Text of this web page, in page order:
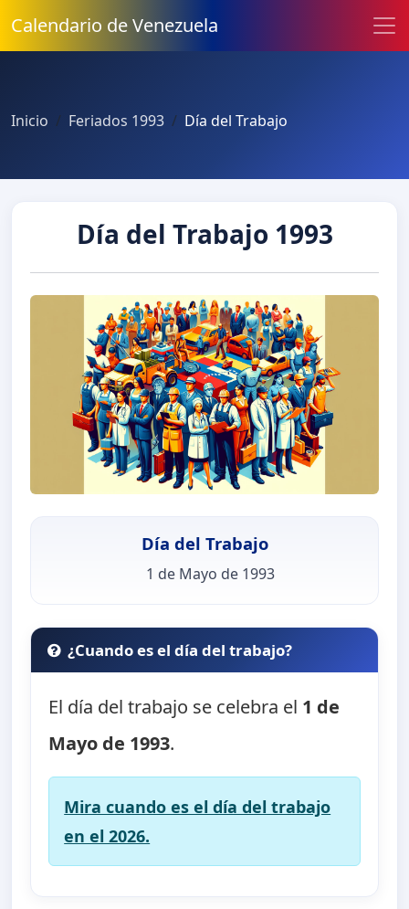
Calendario de Venezuela
Inicio Feriados 1993 Día del Trabajo
Día del Trabajo 1993
Día del Trabajo
1 de Mayo de 1993
¿Cuando es el día del trabajo?
El día del trabajo se celebra el 1 de
Mayo de 1993.
Mira cuando es el día del trabajo
en el 2026.